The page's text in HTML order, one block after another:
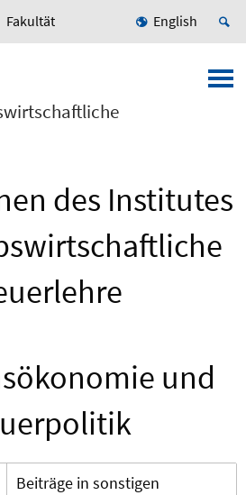
Fakultät English
des Institutes
und
Beiträge in sonstigen